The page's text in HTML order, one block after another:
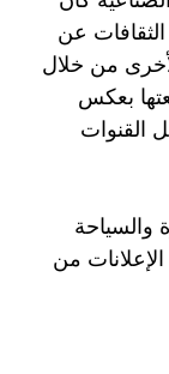
عن
من خلال
بعكس
القنوات
والسياحة
من